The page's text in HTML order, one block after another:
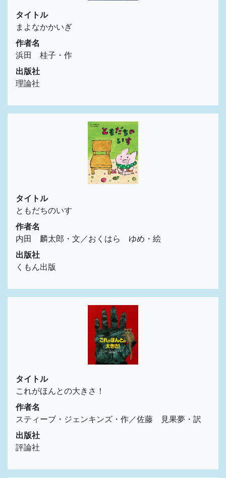
タイトル
まよなかかいぎ
作者名
浜田 桂子・作
出版社
理論社
タイトル
ともだちのいす
作者名
内田 麟太郎・文／おくはら ゆめ・絵
出版社
くもん出版
タイトル
これがほんとの大きさ！
作者名
スティーブ・ジェンキンズ・作／佐藤 見果夢・訳
出版社
評論社